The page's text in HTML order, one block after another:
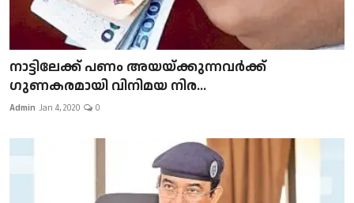
നാട്ടിലേക്ക് പണം അയയ്ക്കുന്നവർക്ക്
ഗുണകരമായി വിനിമയ നിര...
Admin Jan 4, 2020 0